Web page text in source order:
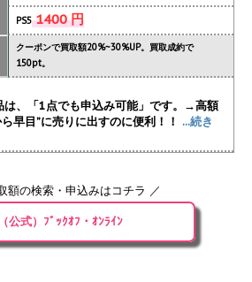
PS51400 円
クーポンで買取額20%~30%UP。買取成約で
150pt。
は、「1点でも申込み可能」です。→高額
早目”に売りに出すのに便利！！ ...続き
額の検索・申込みはコチラ ／
公式）ﾌﾞｯｸｵﾌ・ｵﾝﾗｲﾝ